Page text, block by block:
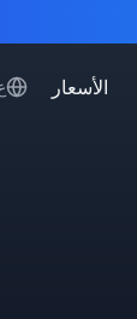
الأسعار